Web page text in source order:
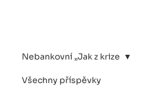
Všechny příspěvky
Nebankovní „Jak z krize